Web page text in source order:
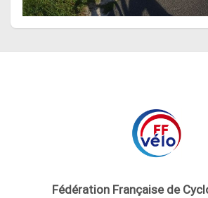
Fédération Française de